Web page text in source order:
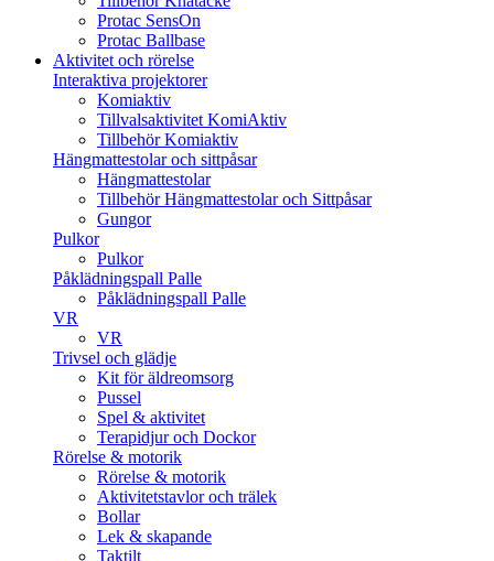
Protac SensOn
Protac Ballbase
Aktivitet och rörelse
Interaktiva projektorer
Komiaktiv
Tillvalsaktivitet KomiAktiv
Tillbehör Komiaktiv
Hängmattestolar och sittpåsar
Hängmattestolar
Tillbehör Hängmattestolar och Sittpåsar
Gungor
Pulkor
Pulkor
Påklädningspall Palle
Påklädningspall Palle
VR
VR
Trivsel och glädje
Kit för äldreomsorg
Pussel
Spel & aktivitet
Terapidjur och Dockor
Rörelse & motorik
Rörelse & motorik
Aktivitetstavlor och trälek
Bollar
Lek & skapande
Taktilt